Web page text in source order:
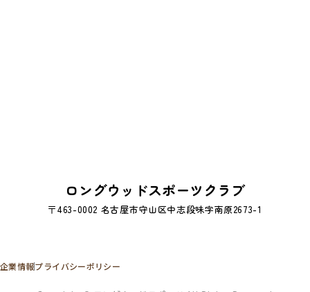
ロングウッドスポーツクラブ
〒463-0002 名古屋市守山区中志段味字南原2673-1
企業情報プライバシーポリシー